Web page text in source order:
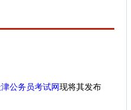
津公务员考试网现将其发布